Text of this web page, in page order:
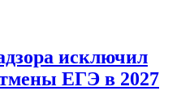
исключил
ЕГЭ в 2027